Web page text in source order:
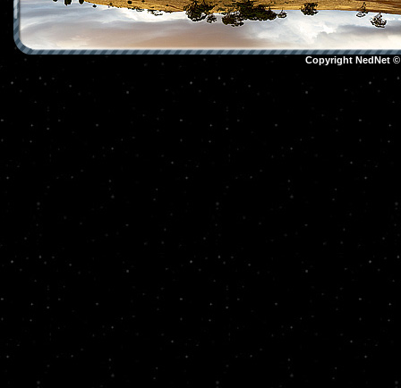
Copyright NedNet